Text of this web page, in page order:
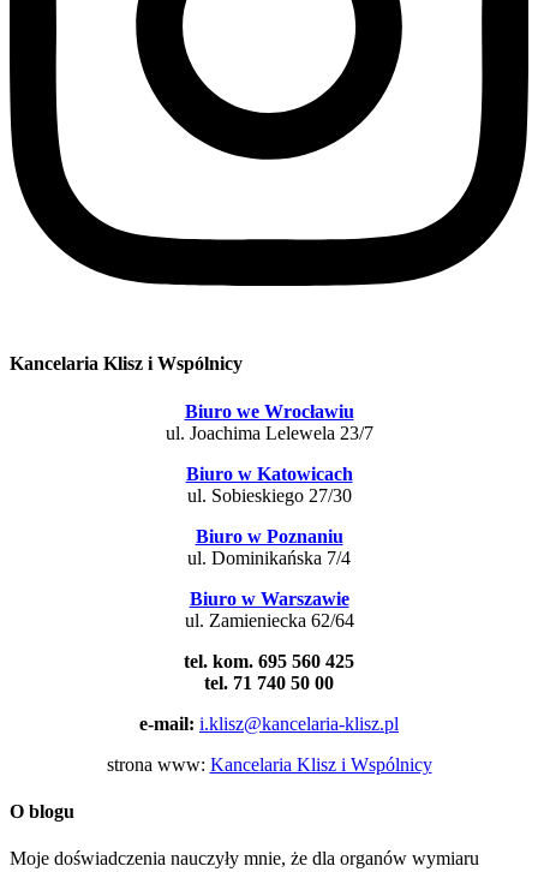
Kancelaria Klisz i Wspólnicy
Biuro we Wrocławiu
ul. Joachima Lelewela 23/7
Biuro w Katowicach
ul. Sobieskiego 27/30
Biuro w Poznaniu
ul. Dominikańska 7/4
Biuro w Warszawie
ul. Zamieniecka 62/64
tel. kom. 695 560 425
tel. 71 740 50 00
e-mail: i.klisz@kancelaria-klisz.pl
strona www: Kancelaria Klisz i Wspólnicy
O blogu
Moje doświadczenia nauczyły mnie, że dla organów wymiaru